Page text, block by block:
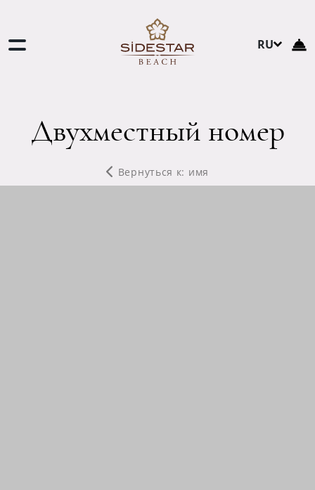
RU
NL
Вернуться к: имя
Двухместный номер